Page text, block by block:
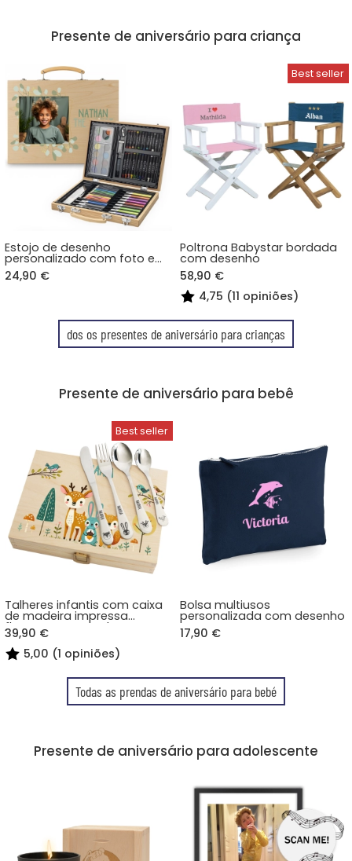
Presente de aniversário para criança
Estojo de desenho
personalizado com foto e
nome
24,90 €
Poltrona Babystar bordada
com desenho
58,90 €
4,75 (11 opiniões)
dos os presentes de aniversário para crianças
Presente de aniversário para bebê
Talheres infantis com caixa
de madeira impressa
floresta encantada
39,90 €
5,00 (1 opiniões)
Bolsa multiusos
personalizada com desenho
17,90 €
Todas as prendas de aniversário para bebé
Presente de aniversário para adolescente